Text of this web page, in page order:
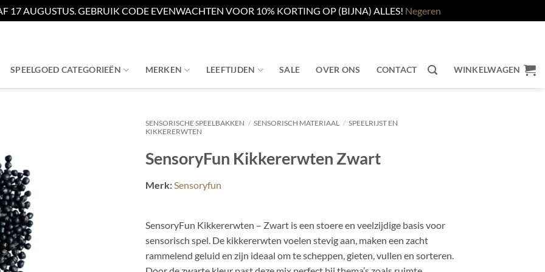
17 AUGUSTUS. GEBRUIK CODE EVENWACHTEN VOOR 10% KORTING OP (BIJNA) ALLES! Negeren
SPEELGOED CATEGORIEËN MERKEN LEEFTIJDEN SALE OVER ONS CONTACT WINKELWAGEN
SENSORISCHE SPEELBAKKEN / SENSORISCH MATERIAAL / SPEELRIJST EN
KIKKERERWTEN
SensoryFun Kikkererwten Zwart
Merk: Sensoryfun
SensoryFun Kikkererwten – Zwart is een stoere en veelzijdige basis voor
sensorisch spel. De kikkererwten voelen stevig aan, maken een zacht
rammelend geluid en zijn ideaal om te scheppen, gieten, vullen en sorteren.